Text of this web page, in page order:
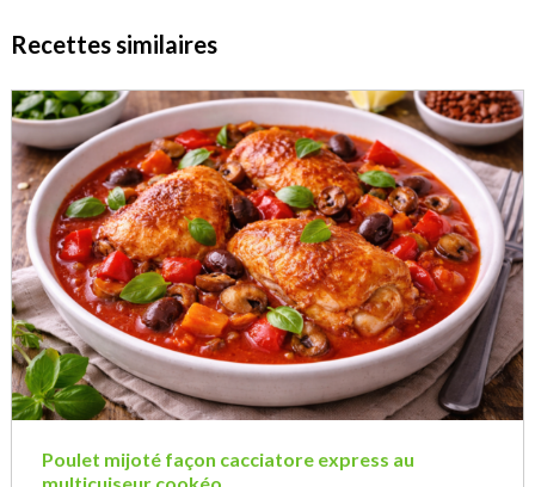
Recettes similaires
Poulet mijoté façon cacciatore express au